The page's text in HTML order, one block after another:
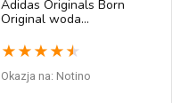
Adidas Originals Born
Original woda
ml
★ ★ ★ ★ ★
Okazja na: Notino